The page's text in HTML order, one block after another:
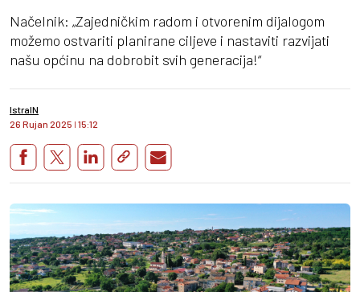
Načelnik: „Zajedničkim radom i otvorenim dijalogom
možemo ostvariti planirane ciljeve i nastaviti razvijati
našu općinu na dobrobit svih generacija!“
IstraIN
26 Rujan 2025 I 15:12